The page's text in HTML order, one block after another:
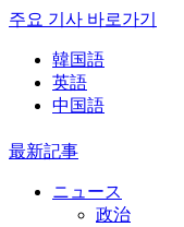
주요 기사 바로가기
韓国語
英語
中国語
最新記事
ニュース
政治